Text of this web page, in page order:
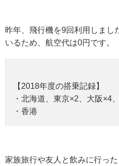
昨年、飛行機を9回利用しまし
いるため、航空代は0円です。
【2018年度の搭乗記録】
・北海道、東京×2、大阪×4
・香港
家族旅行や友人と飲みに行っ